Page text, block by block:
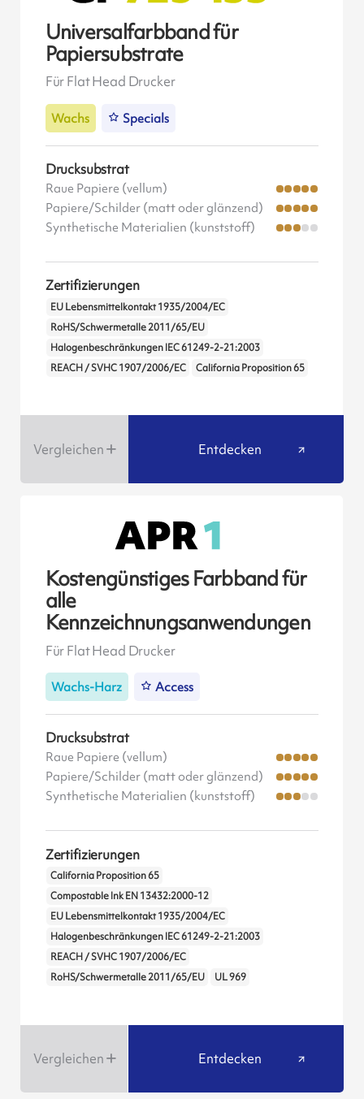
Universalfarbband für
Papiersubstrate
Für Flat Head Drucker
Wachs Specials
Drucksubstrat
Raue Papiere (vellum)
Papiere/Schilder (matt oder glänzend)
Synthetische Materialien (kunststoff)
Zertifizierungen
EU Lebensmittelkontakt 1935/2004/EC
RoHS/Schwermetalle 2011/65/EU
Halogenbeschränkungen IEC 61249-2-21:2003
REACH / SVHC 1907/2006/EC
California Proposition 65
Vergleichen Entdecken
Kostengünstiges Farbband für
alle
Kennzeichnungsanwendungen
Für Flat Head Drucker
Wachs-Harz Access
Drucksubstrat
Raue Papiere (vellum)
Papiere/Schilder (matt oder glänzend)
Synthetische Materialien (kunststoff)
Zertifizierungen
California Proposition 65
Compostable Ink EN 13432:2000-12
EU Lebensmittelkontakt 1935/2004/EC
Halogenbeschränkungen IEC 61249-2-21:2003
REACH / SVHC 1907/2006/EC
RoHS/Schwermetalle 2011/65/EU
UL 969
Vergleichen Entdecken